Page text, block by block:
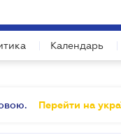
Календарь
Серія професійних
формуємо програму
Перейти на